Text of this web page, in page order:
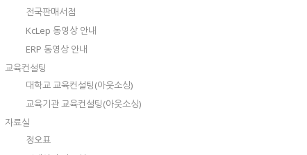
전국판매서점
KcLep 동영상 안내
ERP 동영상 안내
교육컨설팅
대학교 교육컨설팅(아웃소싱)
교육기관 교육컨설팅(아웃소싱)
자료실
정오표